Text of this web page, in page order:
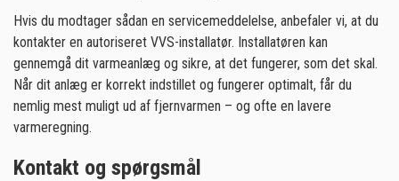
Hvis du modtager sådan en servicemeddelelse, anbefaler vi, at du
kontakter en autoriseret VVS-installatør. Installatøren kan
gennemgå dit varmeanlæg og sikre, at det fungerer, som det skal.
Når dit anlæg er korrekt indstillet og fungerer optimalt, får du
nemlig mest muligt ud af fjernvarmen – og ofte en lavere
varmeregning.
Kontakt og spørgsmål